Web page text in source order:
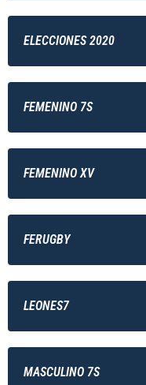
ELECCIONES 2020
FEMENINO 7S
FEMENINO XV
FERUGBY
LEONES7
MASCULINO 7S